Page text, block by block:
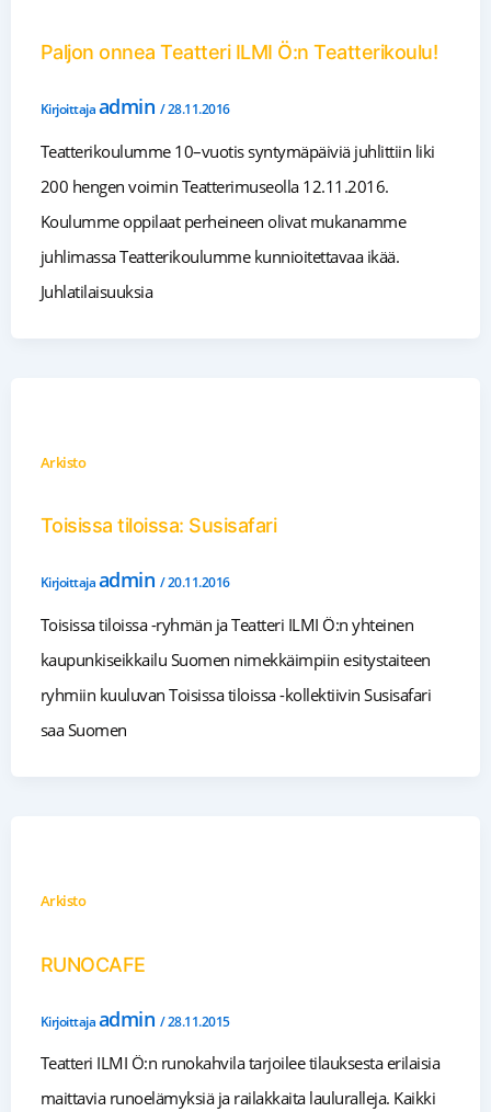
Paljon onnea Teatteri ILMI Ö:n Teatterikoulu!
Kirjoittajaadmin /28.11.2016
Teatterikoulumme 10–vuotis syntymäpäiviä juhlittiin liki
200 hengen voimin Teatterimuseolla 12.11.2016.
Koulumme oppilaat perheineen olivat mukanamme
juhlimassa Teatterikoulumme kunnioitettavaa ikää.
Juhlatilaisuuksia
Arkisto
Toisissa tiloissa: Susisafari
Kirjoittajaadmin /20.11.2016
Toisissa tiloissa -ryhmän ja Teatteri ILMI Ö:n yhteinen
kaupunkiseikkailu Suomen nimekkäimpiin esitystaiteen
ryhmiin kuuluvan Toisissa tiloissa -kollektiivin Susisafari
saa Suomen
Arkisto
RUNOCAFE
Kirjoittajaadmin /28.11.2015
Teatteri ILMI Ö:n runokahvila tarjoilee tilauksesta erilaisia
maittavia runoelämyksiä ja railakkaita lauluralleja. Kaikki